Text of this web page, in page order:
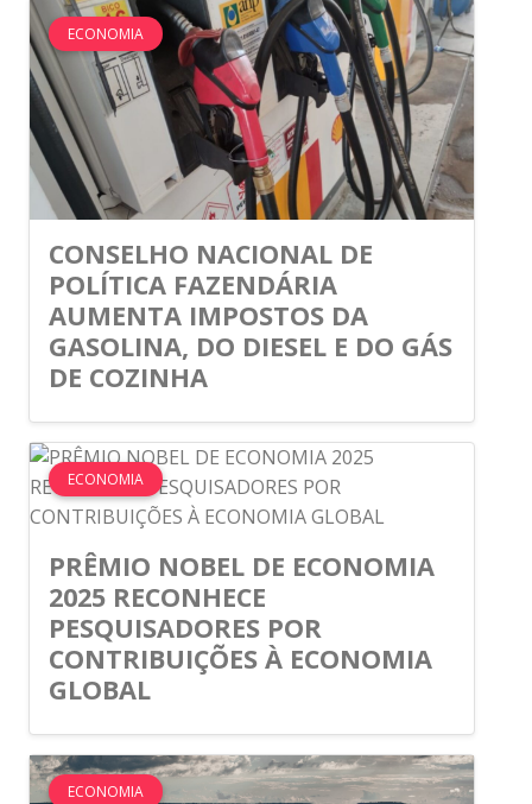
ECONOMIA
CONSELHO NACIONAL DE
POLÍTICA FAZENDÁRIA
AUMENTA IMPOSTOS DA
GASOLINA, DO DIESEL E DO GÁS
DE COZINHA
ECONOMIA
PRÊMIO NOBEL DE ECONOMIA
2025 RECONHECE
PESQUISADORES POR
CONTRIBUIÇÕES À ECONOMIA
GLOBAL
ECONOMIA